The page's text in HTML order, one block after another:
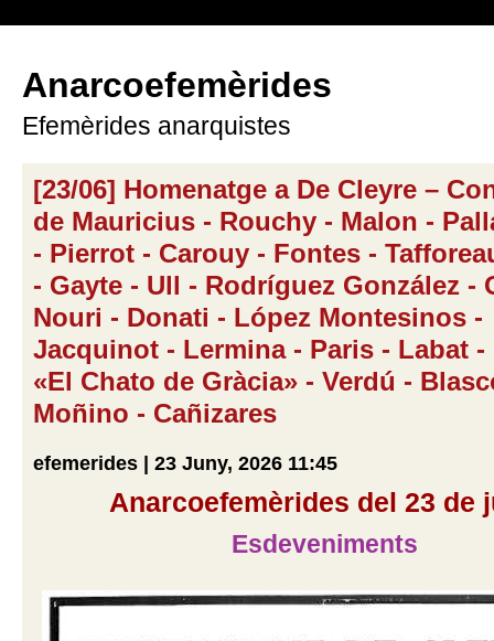
Anarcoefemèrides
Efemèrides anarquistes
[23/06] Homenatge a De Cleyre –
de Mauricius - Rouchy - Malon -
- Pierrot - Carouy - Fontes -
- Gayte - Ull - Rodríguez González -
Nouri - Donati - López Montesinos -
Jacquinot - Lermina - Paris - Labat -
«El Chato de Gràcia» - Verdú -
Moñino - Cañizares
efemerides | 23 Juny, 2026 11:45
Anarcoefemèrides del 23 de
Esdeveniments